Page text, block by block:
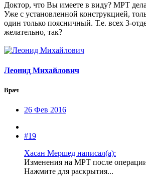
Доктор, что Вы имеете в виду? МРТ
Уже с установленной конструкцией,
один только поясничный. Т.е. всех 3-
желательно, так?
Леонид Михайлович
Врач
26 Фев 2016
#19
Хасан Мершед написал(а):
Изменения на МРТ после
Нажмите для раскрытия...